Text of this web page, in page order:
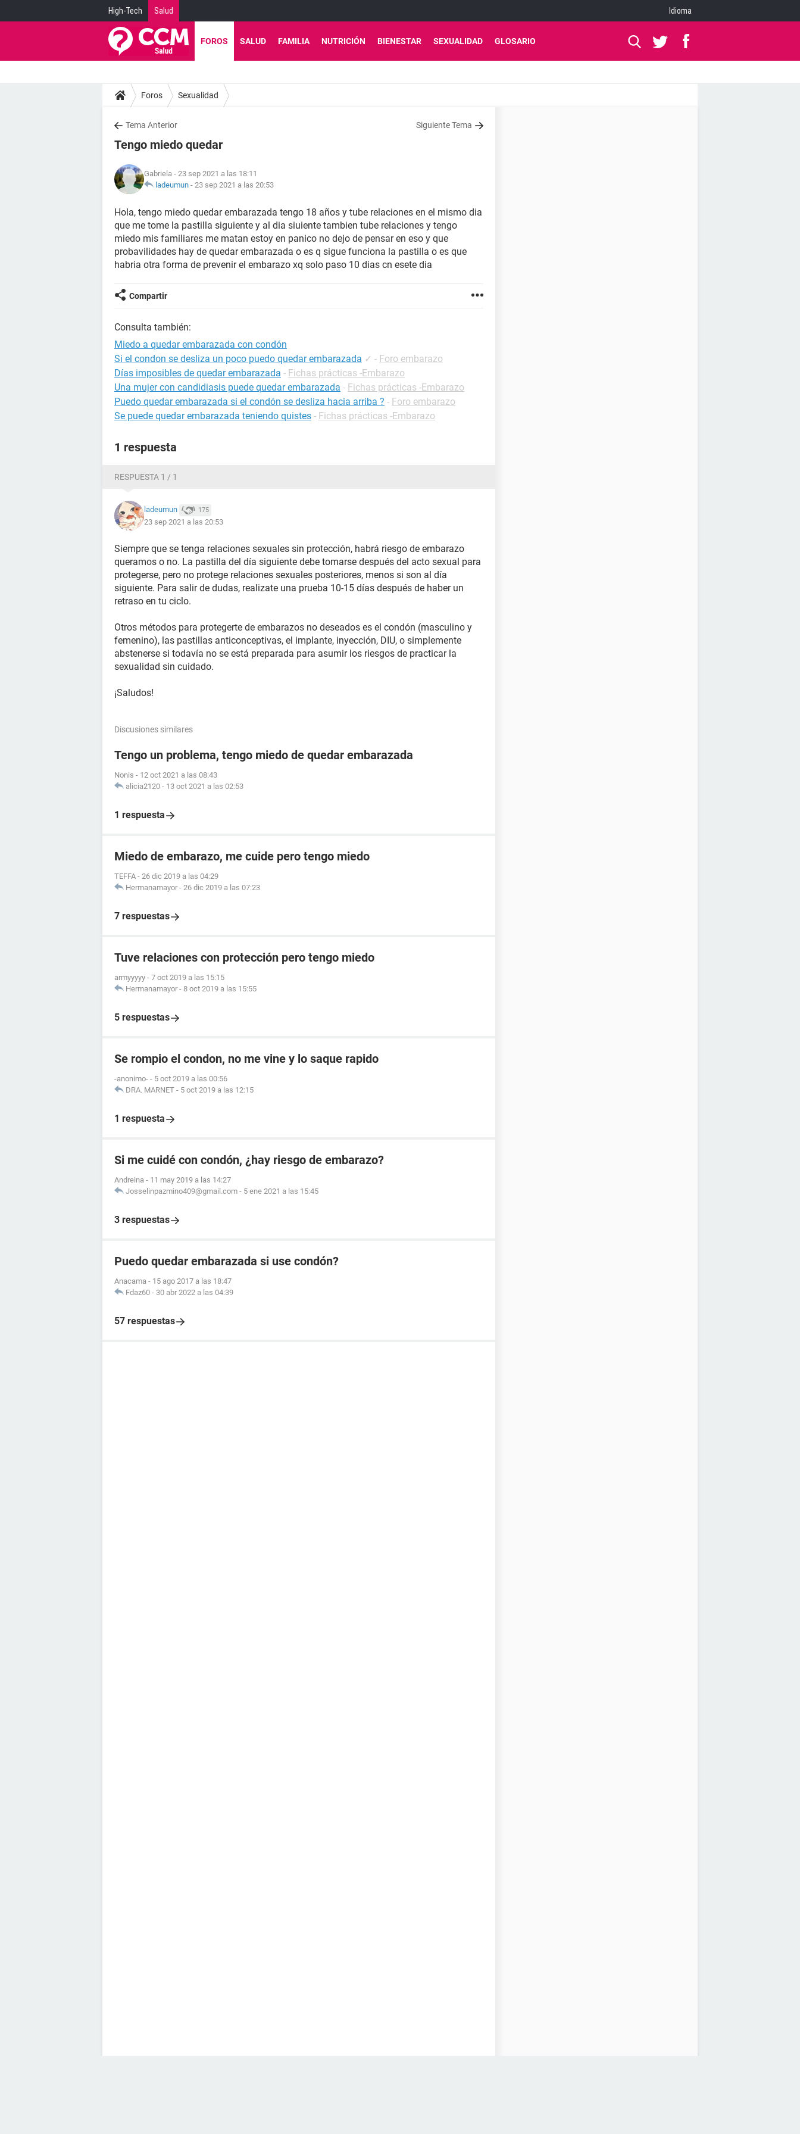
High-Tech Salud Idioma
FOROS SALUD FAMILIA NUTRICIÓN BIENESTAR SEXUALIDAD GLOSARIO
Foros Sexualidad
Tema Anterior Siguiente Tema
Tengo miedo quedar
Gabriela - 23 sep 2021 a las 18:11
ladeumun - 23 sep 2021 a las 20:53
Hola, tengo miedo quedar embarazada tengo 18 años y tube relaciones en el mismo dia
que me tome la pastilla siguiente y al dia siuiente tambien tube relaciones y tengo
miedo mis familiares me matan estoy en panico no dejo de pensar en eso y que
probavilidades hay de quedar embarazada o es q sigue funciona la pastilla o es que
habria otra forma de prevenir el embarazo xq solo paso 10 dias cn esete dia
Compartir
Consulta también:
Miedo a quedar embarazada con condón
Si el condon se desliza un poco puedo quedar embarazada ✓ - Foro embarazo
Días imposibles de quedar embarazada - Fichas prácticas -Embarazo
Una mujer con candidiasis puede quedar embarazada - Fichas prácticas -Embarazo
Puedo quedar embarazada si el condón se desliza hacia arriba ? - Foro embarazo
Se puede quedar embarazada teniendo quistes - Fichas prácticas -Embarazo
1 respuesta
RESPUESTA 1 / 1
ladeumun 175
23 sep 2021 a las 20:53
Siempre que se tenga relaciones sexuales sin protección, habrá riesgo de embarazo
queramos o no. La pastilla del día siguiente debe tomarse después del acto sexual para
protegerse, pero no protege relaciones sexuales posteriores, menos si son al día
siguiente. Para salir de dudas, realizate una prueba 10-15 días después de haber un
retraso en tu ciclo.
Otros métodos para protegerte de embarazos no deseados es el condón (masculino y
femenino), las pastillas anticonceptivas, el implante, inyección, DIU, o simplemente
abstenerse si todavía no se está preparada para asumir los riesgos de practicar la
sexualidad sin cuidado.
¡Saludos!
Discusiones similares
Tengo un problema, tengo miedo de quedar embarazada
Nonis - 12 oct 2021 a las 08:43
alicia2120 - 13 oct 2021 a las 02:53
1 respuesta
Miedo de embarazo, me cuide pero tengo miedo
TEFFA - 26 dic 2019 a las 04:29
Hermanamayor - 26 dic 2019 a las 07:23
7 respuestas
Tuve relaciones con protección pero tengo miedo
armyyyyy - 7 oct 2019 a las 15:15
Hermanamayor - 8 oct 2019 a las 15:55
5 respuestas
Se rompio el condon, no me vine y lo saque rapido
-anonimo- - 5 oct 2019 a las 00:56
DRA. MARNET - 5 oct 2019 a las 12:15
1 respuesta
Si me cuidé con condón, ¿hay riesgo de embarazo?
Andreina - 11 may 2019 a las 14:27
Josselinpazmino409@gmail.com - 5 ene 2021 a las 15:45
3 respuestas
Puedo quedar embarazada si use condón?
Anacama - 15 ago 2017 a las 18:47
Fdaz60 - 30 abr 2022 a las 04:39
57 respuestas